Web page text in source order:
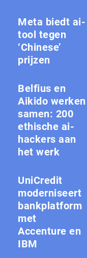
Meta biedt ai-
tool tegen
‘Chinese’
prijzen
Belfius en
Aikido werken
samen: 200
ethische ai-
hackers aan
het werk
UniCredit
moderniseert
bankplatform
met
Accenture en
IBM